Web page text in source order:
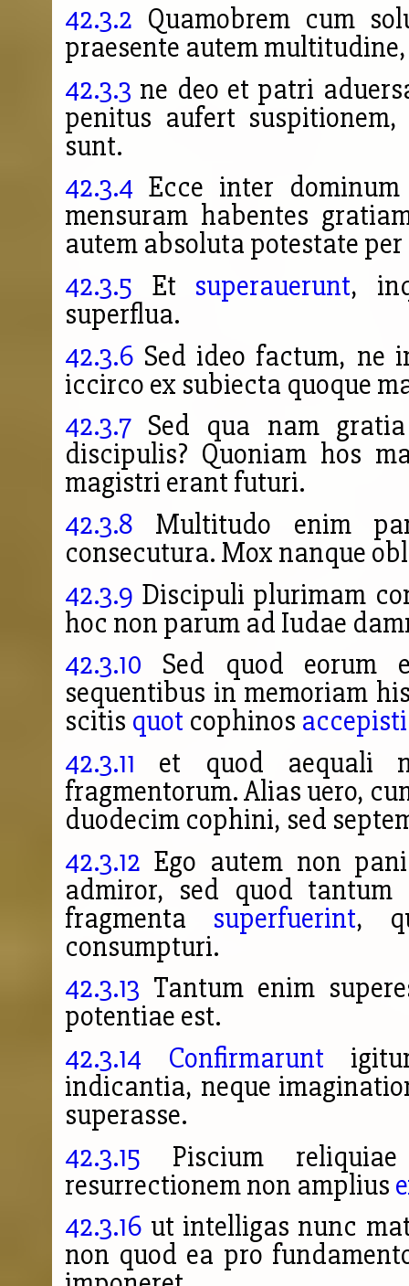
42.3.2 Quamobrem cum
praesente autem multitudine,
42.3.3 ne deo et patri
penitus aufert
sunt.
42.3.4 Ecce inter
mensuram habentes
autem absoluta potestate
42.3.5 Et superauerunt,
superflua.
42.3.6 Sed ideo factum, ne
iccirco ex subiecta quoque
42.3.7Sed qua nam
discipulis? Quoniam hos
magistri erant futuri.
42.3.8 Multitudo enim
consecutura. Mox nanque
42.3.9 Discipuli plurimam
hoc non parum ad Iudae
42.3.10
Sed quod
sequentibus in memoriam
scitis quot cophinos
42.3.11 et quod aequali
fragmentorum. Alias uero,
duodecim cophini, sed
42.3.12 Ego autem non
admiror, sed quod tantum
fragmenta superfuerint,
consumpturi.
42.3.13 Tantum enim
potentiae est.
42.3.14
Confirmarunt
indicantia, neque
superasse.
42.3.15 Piscium
resurrectionem non amplius
42.3.16 ut intelligas nunc
non quod ea pro